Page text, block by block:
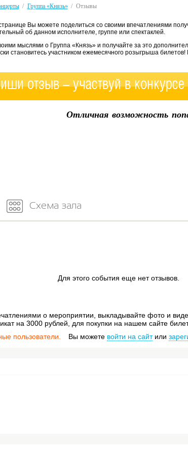
/ Группа «Князь» / Отзывы
Вы можете поделиться со своими впечатлениями
об данном исполнителе, группе или спектаклей.
мыслями о Группа «Князь» и получайте за это
становитесь участником ежемесячного розыгрыша
отзыв - участвуй в конкурсе
Отличная возможность
Схема зала
Для этого события еще нет отзывов.
о мероприятии, выкладывайте фото и
на 3000 рублей, для покупки на нашем сайте
пользователи.
Вы можете войти на сайтили